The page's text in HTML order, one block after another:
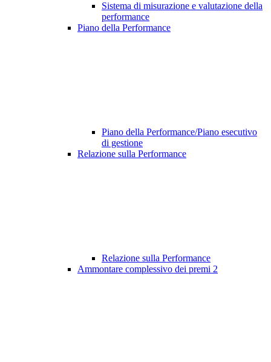
Sistema di misurazione e valutazione della
performance
Piano della Performance
Piano della Performance/Piano esecutivo
di gestione
Relazione sulla Performance
Relazione sulla Performance
Ammontare complessivo dei premi 2